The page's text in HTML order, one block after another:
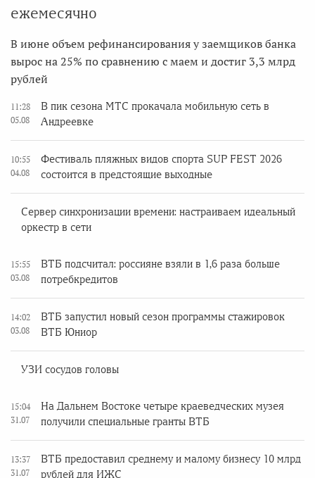
ежемесячно
В июне объем рефинансирования у заемщиков банка
вырос на 25% по сравнению с маем и достиг 3,3 млрд
рублей
11:28
05.08
В пик сезона МТС прокачала мобильную сеть в
Андреевке
10:55
04.08
Фестиваль пляжных видов спорта SUP FEST 2026
состоится в предстоящие выходные
Сервер синхронизации времени: настраиваем идеальный
оркестр в сети
15:55
03.08
ВТБ подсчитал: россияне взяли в 1,6 раза больше
потребкредитов
14:02
03.08
ВТБ запустил новый сезон программы стажировок
ВТБ Юниор
УЗИ сосудов головы
15:04
31.07
На Дальнем Востоке четыре краеведческих музея
получили специальные гранты ВТБ
13:37
31.07
ВТБ предоставил среднему и малому бизнесу 10 млрд
рублей для ИЖС